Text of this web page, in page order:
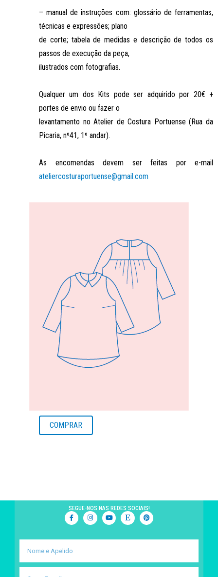
– manual de instruções com: glossário de ferramentas,
técnicas e expressões; plano
de corte; tabela de medidas e descrição de todos os
passos de execução da peça,
ilustrados com fotografias.
Qualquer um dos Kits pode ser adquirido por 20€ +
portes de envio ou fazer o
levantamento no Atelier de Costura Portuense (Rua da
Picaria, nº41, 1º andar).
As encomendas devem ser feitas por e-mail
ateliercosturaportuense@gmail.com
COMPRAR
SEGUE-NOS NAS REDES SOCIAIS!